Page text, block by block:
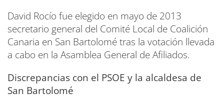
David Rocío fue elegido en mayo de 2013
secretario general del Comité Local de Coalición
Canaria en San Bartolomé tras la votación llevada
a cabo en la Asamblea General de Afiliados.
Discrepancias con el PSOE y la alcaldesa de
San Bartolomé